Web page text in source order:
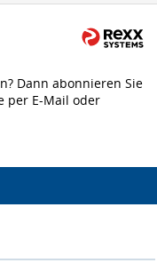
Dann abonnieren Sie
per E-Mail oder